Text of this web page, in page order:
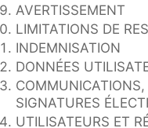
AVERTISSEMENT
LIMITATIONS DE
INDEMNISATION
DONNÉES
SIGNATURES
UTILISATEURS ET